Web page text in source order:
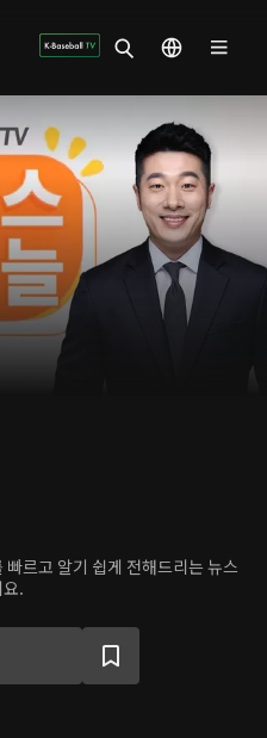
르고 알기 쉽게 전해드리는 뉴스
.